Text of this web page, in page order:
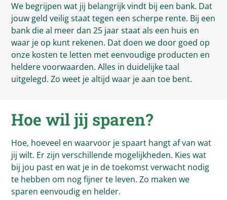
We begrijpen wat jij belangrijk vindt bij een bank. Dat
jouw geld veilig staat tegen een scherpe rente. Bij een
bank die al meer dan 25 jaar staat als een huis en
waar je op kunt rekenen. Dat doen we door goed op
onze kosten te letten met eenvoudige producten en
heldere voorwaarden. Alles in duidelijke taal
uitgelegd. Zo weet je altijd waar je aan toe bent.
Hoe wil jij sparen?
Hoe, hoeveel en waarvoor je spaart hangt af van wat
jij wilt. Er zijn verschillende mogelijkheden. Kies wat
bij jou past en wat je in de toekomst verwacht nodig
te hebben om nog fijner te leven. Zo maken we
sparen eenvoudig en helder.